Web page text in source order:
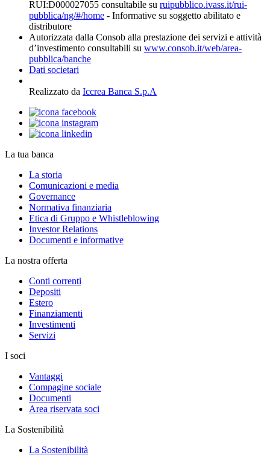
RUI:D000027055 consultabile su ruipubblico.ivass.it/rui-
pubblica/ng/#/home - Informative su soggetto abilitato e
distributore
Autorizzata dalla Consob alla prestazione dei servizi e attività
d’investimento consultabili su www.consob.it/web/area-
pubblica/banche
Dati societari
Realizzato da Iccrea Banca S.p.A
La tua banca
La storia
Comunicazioni e media
Governance
Normativa finanziaria
Etica di Gruppo e Whistleblowing
Investor Relations
Documenti e informative
La nostra offerta
Conti correnti
Depositi
Estero
Finanziamenti
Investimenti
Servizi
I soci
Vantaggi
Compagine sociale
Documenti
Area riservata soci
La Sostenibilità
La Sostenibilità